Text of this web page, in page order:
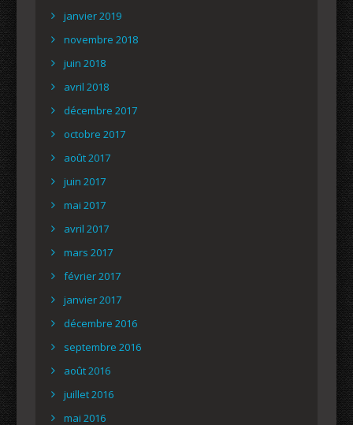
janvier 2019
novembre 2018
juin 2018
avril 2018
décembre 2017
octobre 2017
août 2017
juin 2017
mai 2017
avril 2017
mars 2017
février 2017
janvier 2017
décembre 2016
septembre 2016
août 2016
juillet 2016
mai 2016